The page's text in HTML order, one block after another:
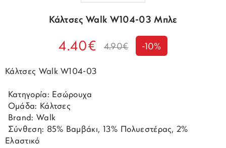
Κάλτσες Walk W104-03 Μπλε
4.40€ 4.90€ -10%
Κάλτσες Walk W104-03
 Κατηγορία: Εσώρουχα
 Ομάδα: Κάλτσες
 Brand: Walk
 Σύνθεση: 85% Βαμβάκι, 13% Πολυεστέρας, 2%
Ελαστικό